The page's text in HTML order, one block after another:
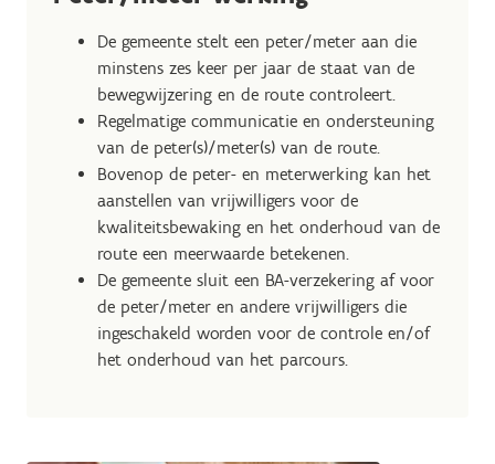
De gemeente stelt een peter/meter aan die
minstens zes keer per jaar de staat van de
bewegwijzering en de route controleert.
Regelmatige communicatie en ondersteuning
van de peter(s)/meter(s) van de route.
Bovenop de peter- en meterwerking kan het
aanstellen van vrijwilligers voor de
kwaliteitsbewaking en het onderhoud van de
route een meerwaarde betekenen.
De gemeente sluit een BA-verzekering af voor
de peter/meter en andere vrijwilligers die
ingeschakeld worden voor de controle en/of
het onderhoud van het parcours.